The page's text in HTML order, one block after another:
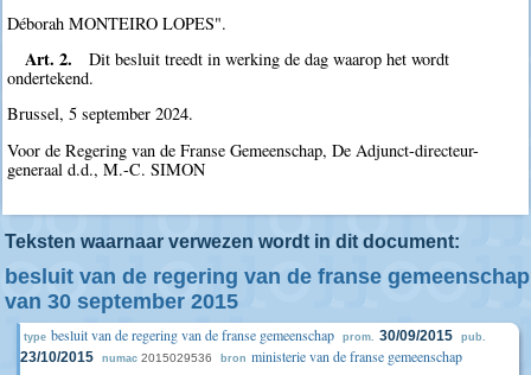
Déborah MONTEIRO LOPES".
Art. 2.
Dit besluit treedt in werking de dag waarop het wordt
ondertekend.
Brussel, 5 september 2024.
Voor de Regering van de Franse Gemeenschap, De Adjunct-directeur-
generaal d.d., M.-C. SIMON
Teksten waarnaar verwezen wordt in dit document:
besluit van de regering van de franse gemeenschap
van 30 september 2015
type besluit van de regering van de franse gemeenschap prom. 30/09/2015 pub.
23/10/2015 numac 2015029536 bron ministerie van de franse gemeenschap